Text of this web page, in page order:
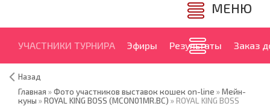
МЕНЮ
УЧАСТНИКИ ТУРНИРА Эфиры Результаты Заказ
Назад
Главная »Фото участников выставок кошек on-line »Мейн-
куны »ROYAL KING BOSS (MCON01MR.BC) » ROYAL KING BOSS